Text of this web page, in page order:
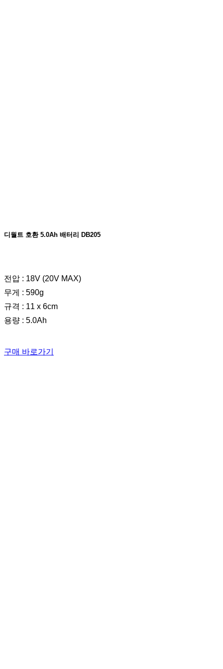
디월트 호환 5.0Ah 배터리 DB205
전압 : 18V (20V MAX)
무게 : 590g
규격 : 11 x 6cm
용량 : 5.0Ah
구매 바로가기